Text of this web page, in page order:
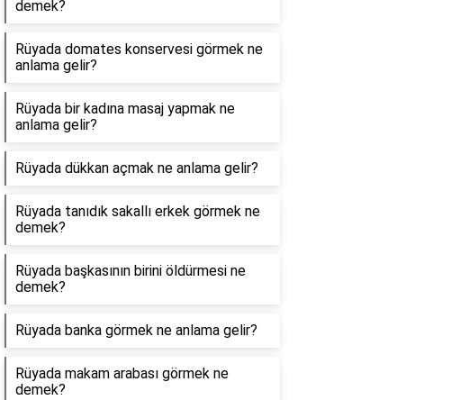
demek?
Rüyada domates konservesi görmek ne
anlama gelir?
Rüyada bir kadına masaj yapmak ne
anlama gelir?
Rüyada dükkan açmak ne anlama gelir?
Rüyada tanıdık sakallı erkek görmek ne
demek?
Rüyada başkasının birini öldürmesi ne
demek?
Rüyada banka görmek ne anlama gelir?
Rüyada makam arabası görmek ne
demek?